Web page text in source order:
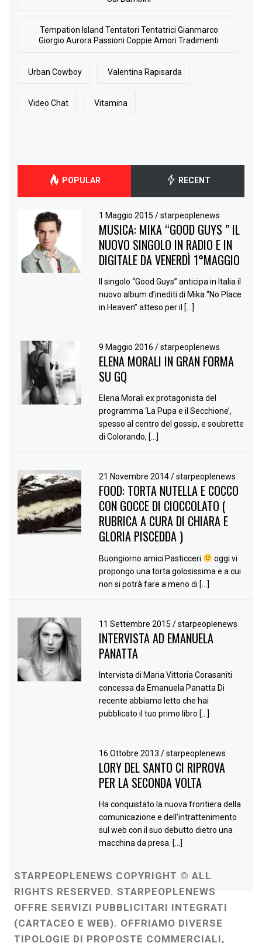
Tempation Island Tentatori Tentatrici Gianmarco
Giorgio Aurora Passioni Coppie Amori Tradimenti
Urban Cowboy Valentina Rapisarda
Video Chat Vitamina
POPULAR RECENT
1 Maggio 2015/ starpeoplenews
MUSICA: MIKA “GOOD GUYS ” IL
NUOVO SINGOLO IN RADIO E IN
DIGITALE DA VENERDÌ 1°MAGGIO
Il singolo “Good Guys” anticipa in Italia il
nuovo album d’inediti di Mika “No Place
in Heaven” atteso per il […]
9 Maggio 2016/ starpeoplenews
ELENA MORALI IN GRAN FORMA
SU GQ
Elena Morali ex protagonista del
programma ‘La Pupa e il Secchione’,
spesso al centro del gossip, e soubrette
di Colorando, […]
21 Novembre 2014/ starpeoplenews
FOOD: TORTA NUTELLA E COCCO
CON GOCCE DI CIOCCOLATO (
RUBRICA A CURA DI CHIARA E
GLORIA PISCEDDA )
Buongiorno amici Pasticceri
oggi vi
propongo una torta golosissima e a cui
non si potrà fare a meno di […]
11 Settembre 2015/ starpeoplenews
INTERVISTA AD EMANUELA
PANATTA
Intervista di Maria Vittoria Corasaniti
concessa da Emanuela Panatta Di
recente abbiamo letto che hai
pubblicato il tuo primo libro […]
16 Ottobre 2013/ starpeoplenews
LORY DEL SANTO CI RIPROVA
PER LA SECONDA VOLTA
Ha conquistato la nuova frontiera della
comunicazione e dell’intrattenimento
sul web con il suo debutto dietro una
macchina da presa. […]
STARPEOPLENEWS COPYRIGHT © ALL
RIGHTS RESERVED. STARPEOPLENEWS
OFFRE SERVIZI PUBBLICITARI INTEGRATI
(CARTACEO E WEB). OFFRIAMO DIVERSE
TIPOLOGIE DI PROPOSTE COMMERCIALI,